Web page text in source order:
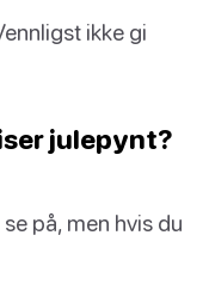
ikke gi
julepynt?
på, men hvis du